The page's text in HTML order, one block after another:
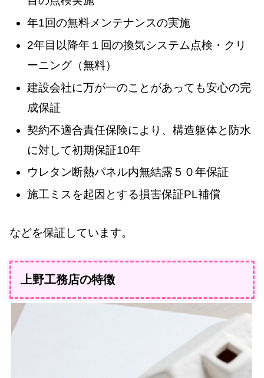
年1回の無料メンテナンスの実施
2年目以降年１回の換気システム点検・クリ
ーニング（無料）
建設会社に万が一のことがあっても安心の完
成保証
契約不適合責任保険により、構造躯体と防水
に対して初期保証10年
ウレタン断熱パネル内無結露５０年保証
施工ミスを起因とする損害保証PL補償
などを保証しています。
上野工務店の特徴